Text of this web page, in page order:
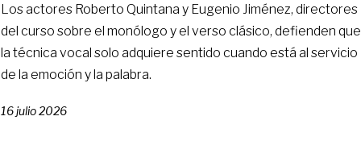
Los actores Roberto Quintana y Eugenio Jiménez, directores
del curso sobre el monólogo y el verso clásico, defienden que
la técnica vocal solo adquiere sentido cuando está al servicio
de la emoción y la palabra.
16 julio 2026